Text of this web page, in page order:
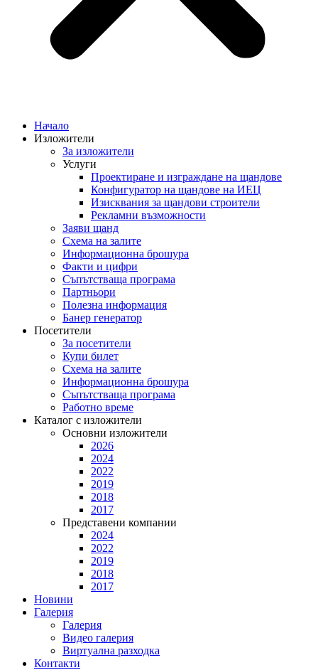
Начало
Изложители
За изложители
Услуги
Проектиране и изграждане на щандове
Конфигуратор на щандове на ИЕЦ
Изисквания за щандови строители
Рекламни възможности
Заяви щанд
Схема на залите
Информационна брошура
Факти и цифри
Съпътстваща програма
Партньори
Полезна информация
Банер генератор
Посетители
За посетители
Купи билет
Схема на залите
Информационна брошура
Съпътстваща програма
Работно време
Каталог с изложители
Основни изложители
2026
2024
2022
2019
2018
2017
Представени компании
2024
2022
2019
2018
2017
Новини
Галерия
Галерия
Видео галерия
Виртуална разходка
Контакти